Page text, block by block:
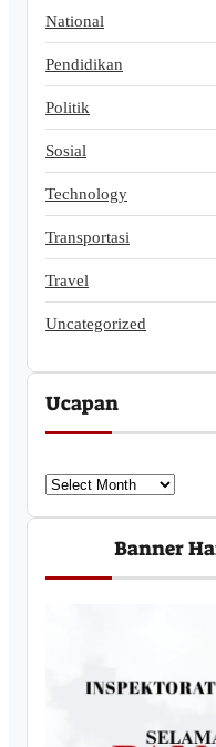
National
Pendidikan
Politik
Sosial
Technology
Transportasi
Travel
Uncategorized
Ucapan
U
c
a
Banner